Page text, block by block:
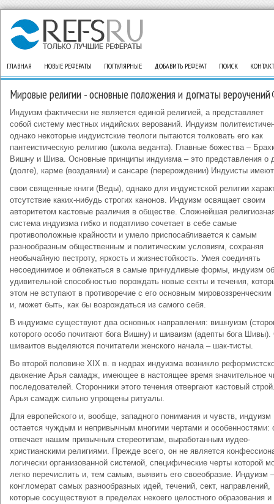
ГЛАВНАЯ НОВЫЕ РЕФЕРАТЫ ПОПУЛЯРНЫЕ ДОБАВИТЬ РЕФЕРАТ ПОИСК
Мировые религии - основные положения и догматы вероучений
Индуизм фактически не является единой религией, а представляет
собой систему местных индийских верований. Индуизм
однако некоторые индуистские теологи пытаются толковать его как
пантеистическую религию (школа веданта). Главные божества –
Вишну и Шива. Основные принципы индуизма – это представления о
(долге), карме (воздаянии) и сансаре (перерождении) Индуисты имеют
свои священные книги (Веды), однако для индуистской религии
отсутствие каких-нибудь строгих канонов. Индуизм освящает своим
авторитетом кастовые различия в обществе. Сложнейшая
система индуизма гибко и податливо сочетает в себе самые
противоположные крайности и умело приспосабливается к самым
разнообразным общественным и политическим условиям, сохраняя
необычайную пестроту, яркость и жизнестойкость. Умея соединять
несоединимое и облекаться в самые причудливые формы, индуизм
удивительной способностью порождать новые секты и течения,
этом не вступают в противоречие с его основным
и, может быть, как бы возрождаться из самого себя.
В индуизме существуют два основных направления: вишнуизм
которого особо почитают бога Вишну) и шиваизм (адепты бога Шивы).
шиваитов выделяются почитатели женского начала – шак-тисты.
Во второй половине XIX в. в недрах индуизма возникло
движение Арья самадж, имеющее в настоящее время значительное
последователей. Сторонники этого течения отвергают кастовый
Арья самадж сильно упрощены ритуалы.
Для европейского и, вообще, западного понимания и чувств, индуизм
остается чуждым и непривычным многими чертами и особенностями:
отвечает нашим привычным стереотипам, выработанным иудео-
христианскими религиями. Прежде всего, он не является
логически организованной системой, специфические черты которой
легко перечислить и, тем самым, выявить его своеобразие. Индуизм –
конгломерат самых разнообразных идей, течений, сект, направлений,
которые сосуществуют в пределах некоего целостного образования и